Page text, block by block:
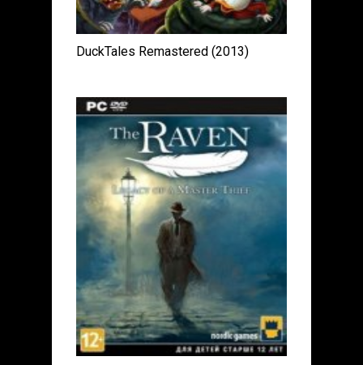
DuckTales Remastered (2013)